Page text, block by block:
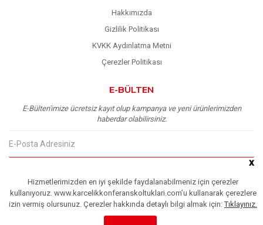
Hakkımızda
Gizlilik Politikası
KVKK Aydınlatma Metni
Çerezler Politikası
E-BÜLTEN
E-Bülten'imize ücretsiz kayıt olup kampanya ve yeni ürünlerimizden
haberdar olabilirsiniz.
Copyright © 2023 Karçelik | Tüm Hakları Saklıdır.
x
Hizmetlerimizden en iyi şekilde faydalanabilmeniz için çerezler
kullanıyoruz. www.karcelikkonferanskoltuklari.com’u kullanarak çerezlere
izin vermiş olursunuz. Çerezler hakkında detaylı bilgi almak için:Tıklayınız.